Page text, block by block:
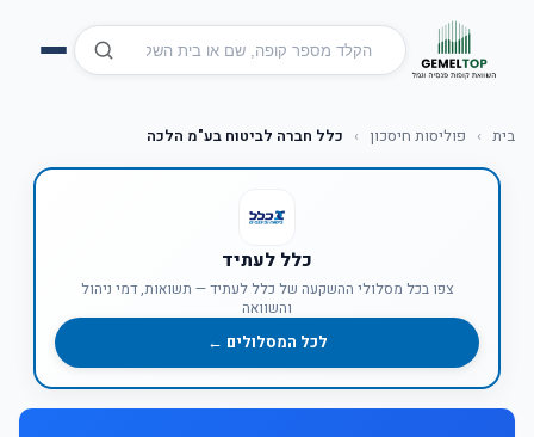
בית › פוליסות חיסכון › כלל חברה לביטוח בע"מ הלכה
כלל לעתיד
צפו בכל מסלולי ההשקעה של כלל לעתיד — תשואות, דמי ניהול
והשוואה
לכל המסלולים ←